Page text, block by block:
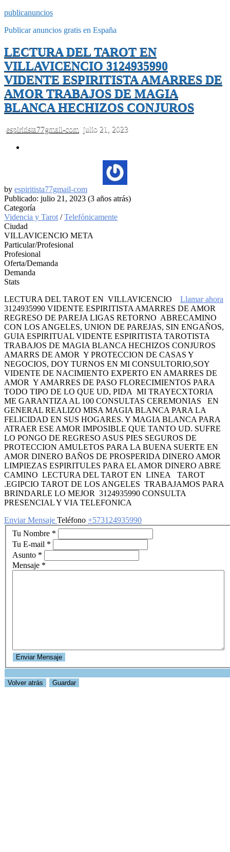
publicanuncios
Publicar anuncios gratis en España
LECTURA DEL TAROT EN
VILLAVICENCIO 3124935990
VIDENTE ESPIRITISTA AMARRES DE
AMOR TRABAJOS DE MAGIA
BLANCA HECHIZOS CONJUROS
espiritista77gmail-com julio 21, 2023
by espiritista77gmail-com
Publicado: julio 21, 2023 (3 años atrás)
Categoría
Videncia y Tarot /Telefónicamente
Ciudad
VILLAVICENCIO META
Particular/Profesional
Profesional
Oferta/Demanda
Demanda
Stats
LECTURA DEL TAROT EN VILLAVICENCIO Llamar ahora
3124935990 VIDENTE ESPIRITISTA AMARRES DE AMOR
REGRESO DE PAREJA LIGAS RETORNO ABRECAMINO
CON LOS ANGELES, UNION DE PAREJAS, SIN ENGAÑOS,
GUIA ESPIRITUAL VIDENTE ESPIRITISTA TAROTISTA
TRABAJOS DE MAGIA BLANCA HECHIZOS CONJUROS
AMARRS DE AMOR Y PROTECCION DE CASAS Y
NEGOCIOS, DOY TURNOS EN MI CONSULTORIO,SOY
VIDENTE DE NACIMIENTO EXPERTO EN AMARRES DE
AMOR Y AMARRES DE PASO FLORECIMIENTOS PARA
TODO TIPO DE LO QUE UD, PIDA MI TRAYECXTORIA
ME GARANTIZA AL 100 CONSULTAS CEREMONIAS EN
GENERAL REALIZO MISA MAGIA BLANCA PARA LA
FELICIDAD EN SUS HOGARES. Y MAGIA BLANCA PARA
ATRAER ESE AMOR IMPOSIBLE QUE TANTO UD. SUFRE
LO PONGO DE REGRESO ASUS PIES SEGUROS DE
PROTECCION AMULETOS PARA LA BUENA SUERTE EN
AMOR DINERO BAÑOS DE PROSPERIDA DINERO AMOR
LIMPIEZAS ESPIRITULES PARA EL AMOR DINERO ABRE
CAMINO LECTURA DEL TAROT EN LINEA TAROT
.EGIPCIO TAROT DE LOS ANGELES TRABAJAMOS PARA
BRINDARLE LO MEJOR 3124935990 CONSULTA
PRESENCIAL Y VIA TELEFONICA
Enviar Mensaje Teléfono +573124935990
Tu Nombre *
Tu E-mail *
Asunto *
Mensaje *
Guardar